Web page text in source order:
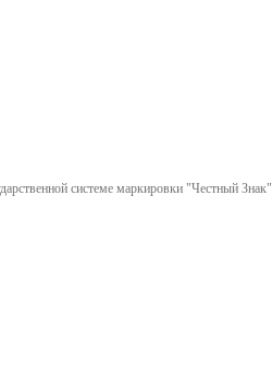
системе маркировки "Честный Знак"